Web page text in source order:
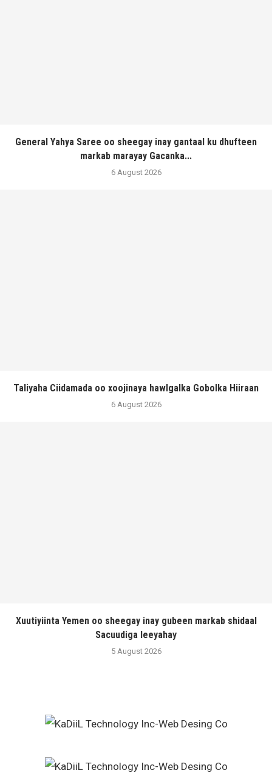
General Yahya Saree oo sheegay inay gantaal ku dhufteen
markab marayay Gacanka...
6 August 2026
Taliyaha Ciidamada oo xoojinaya hawlgalka Gobolka Hiiraan
6 August 2026
Xuutiyiinta Yemen oo sheegay inay gubeen markab shidaal
Sacuudiga leeyahay
5 August 2026